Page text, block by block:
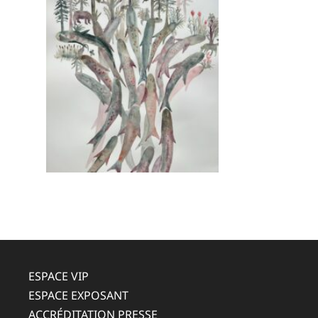
ESPACE VIP
ESPACE EXPOSANT
ACCRÉDITATION PRESSE